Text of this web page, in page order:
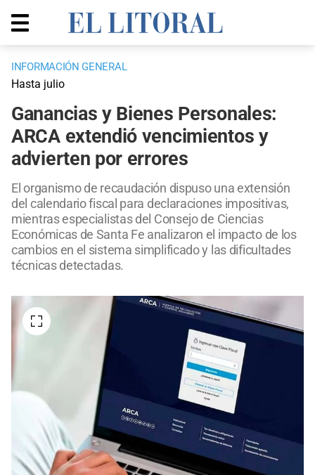
INFORMACIÓN GENERAL
Hasta julio
Ganancias y Bienes Personales:
ARCA extendió vencimientos y
advierten por errores
El organismo de recaudación dispuso una extensión
del calendario fiscal para declaraciones impositivas,
mientras especialistas del Consejo de Ciencias
Económicas de Santa Fe analizaron el impacto de los
cambios en el sistema simplificado y las dificultades
técnicas detectadas.